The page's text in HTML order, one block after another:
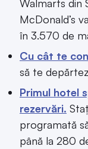
Walmarts din
McDonald’s
în 3.570 de
Cu cât te
să te
Primul hotel
rezervări.
programată
până la 280